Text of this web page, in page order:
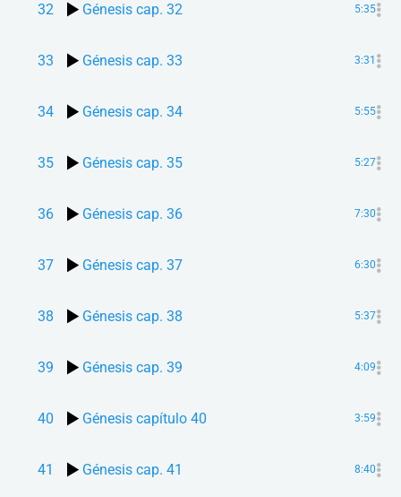
32 Génesis cap. 32 5:35
33 Génesis cap. 33 3:31
34 Génesis cap. 34 5:55
35 Génesis cap. 35 5:27
36 Génesis cap. 36 7:30
37 Génesis cap. 37 6:30
38 Génesis cap. 38 5:37
39 Génesis cap. 39 4:09
40 Génesis capítulo 40 3:59
41 Génesis cap. 41 8:40